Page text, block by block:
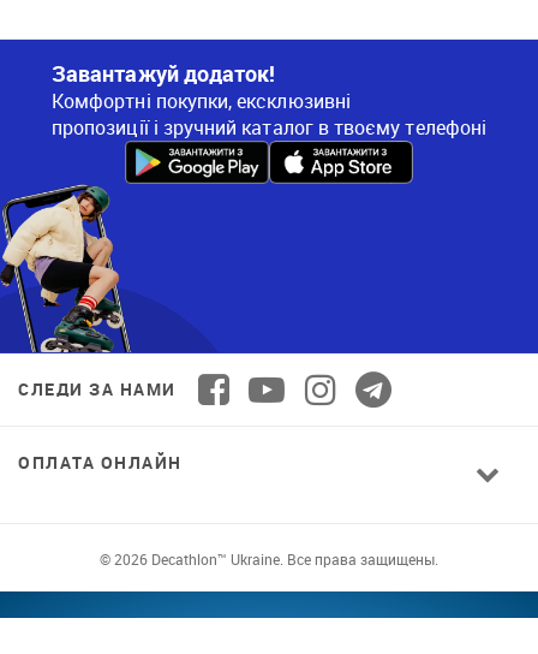
Завантажуй додаток!
Комфортні покупки, ексклюзивні
пропозиції і зручний каталог в твоєму телефоні
СЛЕДИ ЗА НАМИ
ОПЛАТА ОНЛАЙН
© 2026 Decathlon™ Ukraine. Все права защищены.